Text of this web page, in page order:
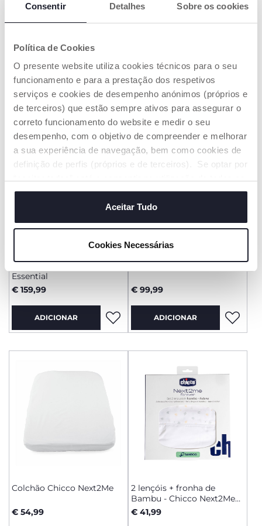
Consentir Detalhes Sobre os cookies
Política de Cookies
O presente website utiliza cookies técnicos para o seu
funcionamento e para a prestação dos respetivos
serviços e cookies de desempenho anónimos (próprios e
de terceiros) que estão sempre ativos para assegurar o
correto funcionamento do website e medir o seu
desempenho, com o objetivo de compreender e melhorar
a sua experiência de navegação, bem como cookies de
definição de perfis (próprios e de terceiros). Se optar por
cookies. Se quiser saber mais, alterar ou revogar o
consentimento de todos ou de alguns cookies, clique em
"mostrar detalhes". Ao fechar este aviso, está a
são necessários e essenciais para garantir o
funcionamento desta página.
Aceitar Tudo
Cookies Necessárias
Berço Chicco Next2Me
Armonia
€ 209,99
ADICIONAR
€ 159,99
ADICIONAR
+ CORES
Berço Chicco Next2me
Essential
€ 159,99
ADICIONAR
Colchão Next2Me Forever
€ 99,99
ADICIONAR
Colchão Chicco Next2Me
€ 54,99
2 lençóis + fronha de
Bambu - Chicco Next2Me
Forever
€ 41,99